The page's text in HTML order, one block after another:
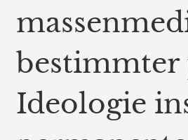
bestimmter
Ideologie